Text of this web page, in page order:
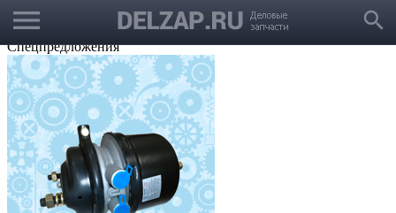
menu search
Выбрать город
Корзина
Заказать звонок
Спецпредложения